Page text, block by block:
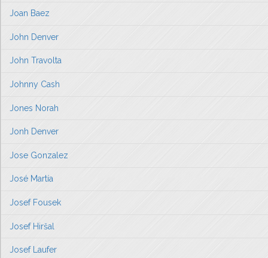
Joan Baez
John Denver
John Travolta
Johnny Cash
Jones Norah
Jonh Denver
Jose Gonzalez
José Martía
Josef Fousek
Josef Hiršal
Josef Laufer